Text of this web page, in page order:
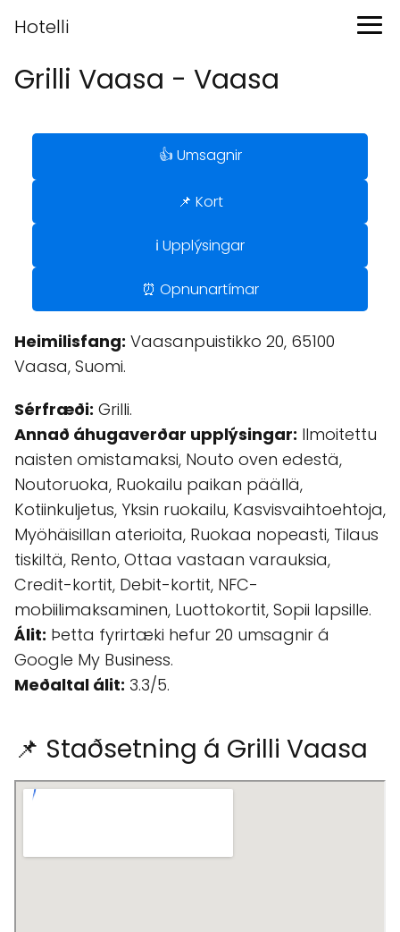
Hotelli
Grilli Vaasa - Vaasa
👍 Umsagnir
📌 Kort
ℹ️ Upplýsingar
⏰ Opnunartímar
Heimilisfang: Vaasanpuistikko 20, 65100
Vaasa, Suomi.
Sérfræði: Grilli.
Annað áhugaverðar upplýsingar: Ilmoitettu
naisten omistamaksi, Nouto oven edestä,
Noutoruoka, Ruokailu paikan päällä,
Kotiinkuljetus, Yksin ruokailu, Kasvisvaihtoehtoja,
Myöhäisillan aterioita, Ruokaa nopeasti, Tilaus
tiskiltä, Rento, Ottaa vastaan varauksia,
Credit-kortit, Debit-kortit, NFC-
mobiilimaksaminen, Luottokortit, Sopii lapsille.
Álit: Þetta fyrirtæki hefur 20 umsagnir á
Google My Business.
Meðaltal álit: 3.3/5.
📌 Staðsetning á Grilli Vaasa